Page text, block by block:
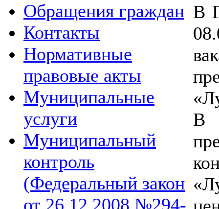
Обращения граждан
Контакты
Нормативные
правовые акты
Муниципальные
услуги
Муниципальный
контроль
(Федеральный закон
от 26.12.2008 №294-
В
В